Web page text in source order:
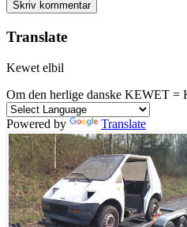
Translate
Kewet elbil
Om den herlige danske KEWET =
Powered by Translate